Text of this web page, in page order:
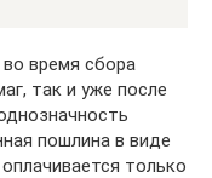
время сбора
так и уже после
пошлина в виде
только